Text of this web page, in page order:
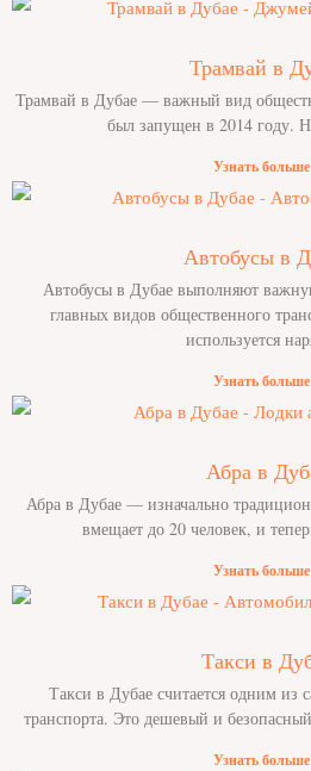
Трамвай в
Трамвай в Дубае — важный вид
был запущен в 2014 году.
Узнать
Автобусы в
Автобусы в Дубае выполняют
главных видов общественного
используется
Узнать
Абра в
Абра в Дубае — изначально
вмещает до 20 человек, и
Узнать
Такси в
Такси в Дубае считается одним из
транспорта. Это дешевый и
Узнать